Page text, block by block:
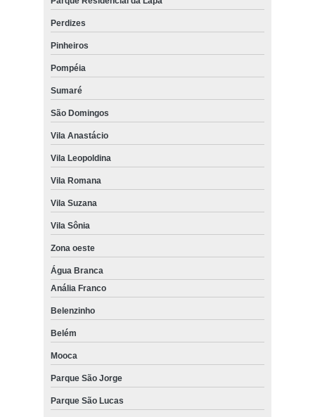
Perdizes
Pinheiros
Pompéia
Sumaré
São Domingos
Vila Anastácio
Vila Leopoldina
Vila Romana
Vila Suzana
Vila Sônia
Zona oeste
Água Branca
Anália Franco
Belenzinho
Belém
Mooca
Parque São Jorge
Parque São Lucas